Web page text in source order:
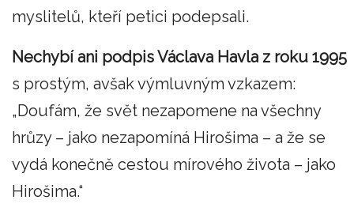
myslitelů, kteří petici podepsali.
Nechybí ani podpis Václava Havla z roku 1995
s prostým, avšak výmluvným vzkazem:
„Doufám, že svět nezapomene na všechny
hrůzy – jako nezapomíná Hirošima – a že se
vydá konečně cestou mírového života – jako
Hirošima.“